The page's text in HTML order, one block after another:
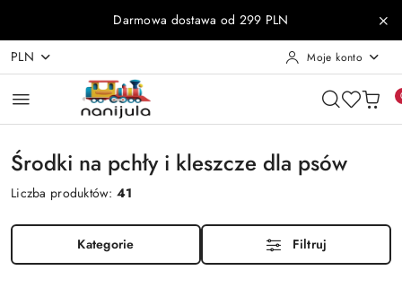
Przejdź do treści głównej
Przejdź do wyszukiwarki
Przejdź do moje konto
Przejdź do menu głównego
Przejdź do stopkiDarmowa dostawa od 299 PLN
PLN Moje konto
Środki na pchły i kleszcze dla psów
Liczba produktów:41
Kategorie Filtruj